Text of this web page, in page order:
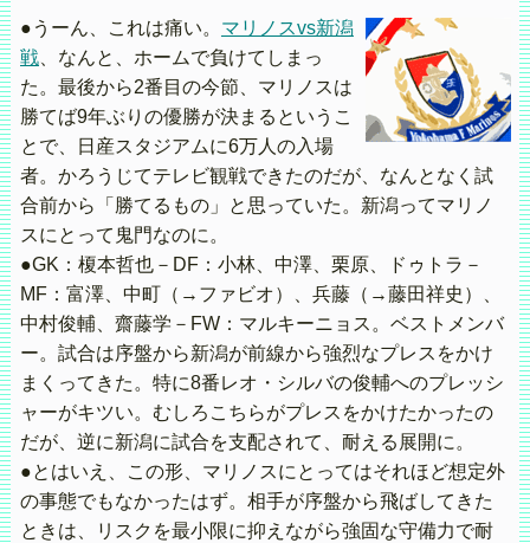
●うーん、これは痛い。 マリノスvs新潟
戦、なんと、ホームで負けてしまっ
た。最後から2番目の今節、マリノスは
勝てば9年ぶりの優勝が決まるというこ
とで、日産スタジアムに6万人の入場
者。かろうじてテレビ観戦できたのだが、なんとなく試
合前から「勝てるもの」と思っていた。新潟ってマリノ
スにとって鬼門なのに。
●GK：榎本哲也－DF：小林、中澤、栗原、ドゥトラ－
MF：富澤、中町（→ファビオ）、兵藤（→藤田祥史）、
中村俊輔、齋藤学－FW：マルキーニョス。ベストメンバ
ー。試合は序盤から新潟が前線から強烈なプレスをかけ
まくってきた。特に8番レオ・シルバの俊輔へのプレッシ
ャーがキツい。むしろこちらがプレスをかけたかったの
だが、逆に新潟に試合を支配されて、耐える展開に。
●とはいえ、この形、マリノスにとってはそれほど想定外
の事態でもなかったはず。相手が序盤から飛ばしてきた
ときは、リスクを最小限に抑えながら強固な守備力で耐